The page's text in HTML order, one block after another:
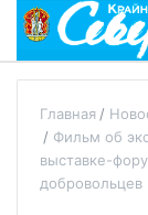
Главная
Фильм об
выставке-
добровольцев